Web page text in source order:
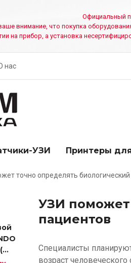
Официальный
внимание, что покупка
на прибор, а установка
нас
УЗИ Принтеры
точно определять
УЗИ поможет
пациентов
Специалисты
возраст